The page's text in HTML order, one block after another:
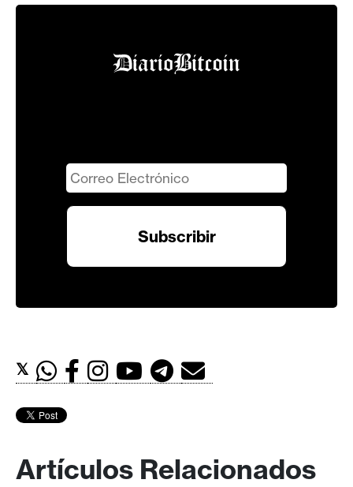
𝕏
Artículos Relacionados